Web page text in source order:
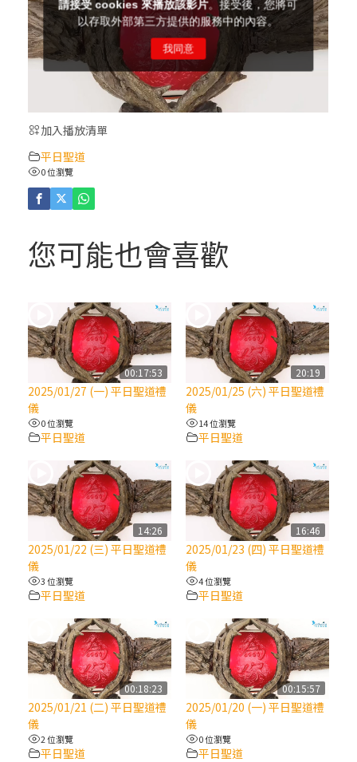
【信仰之旅】第十一集：「教 會」—林必能
神父
【信仰之旅】第十集：「逾越奧蹟」— 錢玲
珠老師
(5)黃敏正主教帶你做「四旬期避靜」—【逾
人相遇
(2)黃敏正主教帶你做「四旬期避靜」—【逾
越的智慧】：七項齋戒的意義與益處
【信仰之旅】第九集：「如果你的痛苦比快
樂多」—歐義明神父 / 應芝莉老師
(1)黃敏正主教帶你做「四旬期避靜」—【逾
越的智慧】：聖方濟的靈修，「不占為己
有」
【信仰之旅】第八集：「耶穌為什麼降生到
人世」—高樂祈修女
2025/10/10【萬物讚頌頌歌 – 太陽與生態音
樂會】紀念聖方濟與已逝教宗方濟各（中）
2025/10/10【萬物讚頌頌歌 – 太陽與生態音
樂會】紀念聖方濟與已逝教宗方濟各（下）
2025/10/10【萬物讚頌頌歌 – 太陽與生態音
樂會】紀念聖方濟與已逝教宗方濟各（上）
加入播放清單
平日聖道
0 位瀏覽
您可能也會喜歡
00:17:53
2025/01/27 (一) 平日聖道禮
儀
0 位瀏覽
平日聖道
20:19
2025/01/25 (六) 平日聖道禮
儀
14 位瀏覽
平日聖道
14:26
2025/01/22 (三) 平日聖道禮
儀
3 位瀏覽
平日聖道
16:46
2025/01/23 (四) 平日聖道禮
儀
4 位瀏覽
平日聖道
00:18:23
2025/01/21 (二) 平日聖道禮
儀
2 位瀏覽
平日聖道
00:15:57
2025/01/20 (一) 平日聖道禮
儀
0 位瀏覽
平日聖道